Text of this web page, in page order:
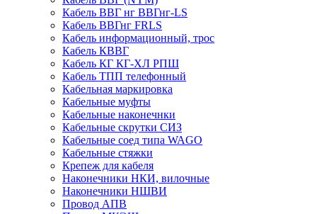
Кабель ВВГ нг ВВГнг-LS
Кабель ВВГнг FRLS
Кабель информационный, трос
Кабель КВВГ
Кабель КГ КГ-ХЛ РПШ
Кабель ТПП телефонный
Кабельная маркировка
Кабельные муфты
Кабельные наконечнки
Кабельные скрутки СИЗ
Кабельные соед типа WAGO
Кабельные стяжки
Крепеж для кабеля
Наконечники НКИ, вилочные
Наконечники НШВИ
Провод АПВ